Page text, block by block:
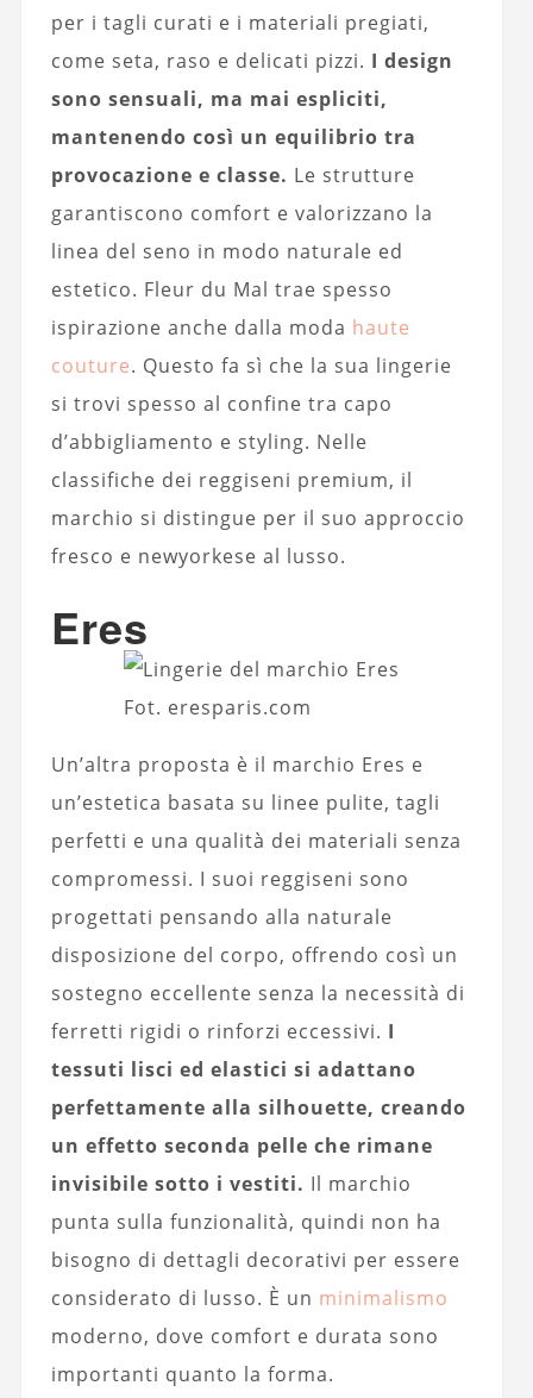
per i tagli curati e i materiali pregiati,
come seta, raso e delicati pizzi. I design
sono sensuali, ma mai espliciti,
mantenendo così un equilibrio tra
provocazione e classe. Le strutture
garantiscono comfort e valorizzano la
linea del seno in modo naturale ed
estetico. Fleur du Mal trae spesso
ispirazione anche dalla moda haute
couture. Questo fa sì che la sua lingerie
si trovi spesso al confine tra capo
d’abbigliamento e styling. Nelle
classifiche dei reggiseni premium, il
marchio si distingue per il suo approccio
fresco e newyorkese al lusso.
Eres
Fot. eresparis.com
Un’altra proposta è il marchio Eres e
un’estetica basata su linee pulite, tagli
perfetti e una qualità dei materiali senza
compromessi. I suoi reggiseni sono
progettati pensando alla naturale
disposizione del corpo, offrendo così un
sostegno eccellente senza la necessità di
ferretti rigidi o rinforzi eccessivi. I
tessuti lisci ed elastici si adattano
perfettamente alla silhouette, creando
un effetto seconda pelle che rimane
invisibile sotto i vestiti. Il marchio
punta sulla funzionalità, quindi non ha
bisogno di dettagli decorativi per essere
considerato di lusso. È un minimalismo
moderno, dove comfort e durata sono
importanti quanto la forma.